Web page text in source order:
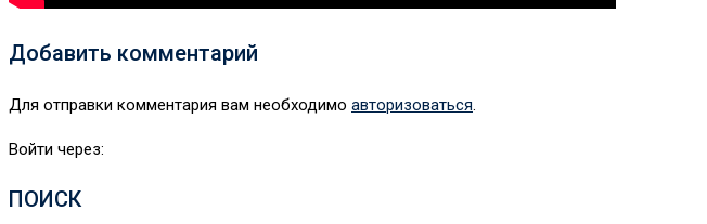
Добавить комментарий
Для отправки комментария вам необходимо авторизоваться
Войти через:
ПОИСК